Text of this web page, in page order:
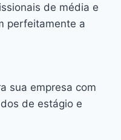
de média e
perfeitamente a
sua empresa com
de estágio e